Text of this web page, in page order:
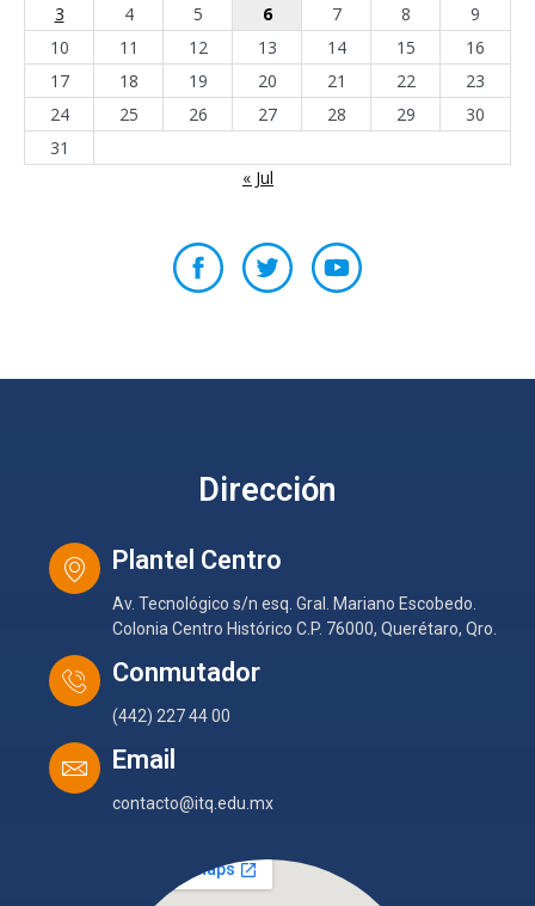
3
4 5 6 7 8
9
10
11 12 13 14 15
16
17
18 19 20 21 22
23
24
25 26 27 28 29
30
31
« Jul
Dirección
Plantel Centro
Av. Tecnológico s/n esq. Gral. Mariano Escobedo.
Colonia Centro Histórico C.P. 76000, Querétaro, Qro.
Conmutador
(442) 227 44 00
Email
contacto@itq.edu.mx